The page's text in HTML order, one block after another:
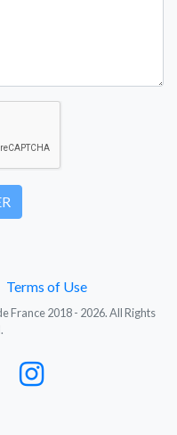
Terms of Use
France 2018 - 2026. All Rights